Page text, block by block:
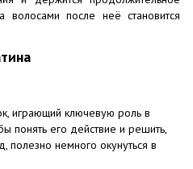
после неё становится
играющий ключевую роль в
понять его действие и решить,
полезно немного окунуться в